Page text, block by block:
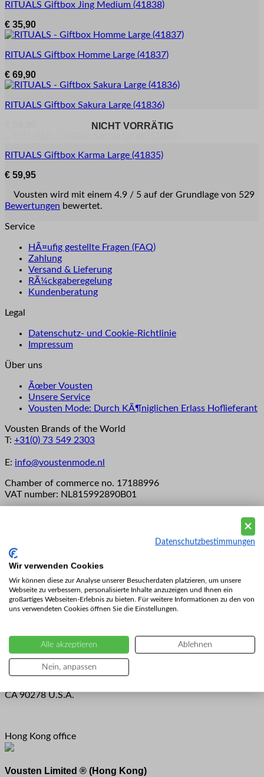
NICHT VORRÄTIG
NICHT VORRÄTIG
RITUALS Giftbox Jing Medium (41838)
€ 35,90
RITUALS Giftbox Homme Large (41837)
€ 69,90
RITUALS Giftbox Sakura Large (41836)
RITUALS Giftbox Karma Large (41835)
€ 59,95
Vousten wird mit einem 4.9 / 5 auf der Grundlage von 529
Bewertungen bewertet.
Service
HÃ¤ufig gestellte Fragen (FAQ)
Zahlung
Versand & Lieferung
RÃ¼ckgaberegelung
Kundenberatung
Legal
Datenschutz- und Cookie-Richtlinie
Impressum
Über uns
Ãœber Vousten
Unsere Service
Vousten Mode: Durch KÃ¶niglichen Erlass Hoflieferant
Vousten Brands of the World
T: +31(0) 73 549 2303
E: info@voustenmode.nl
Chamber of commerce no. 17188996
VAT number: NL815992890B01
Vousten Fashion Nederland
Hoofdstraat 81
The Netherlands
Mehr lesen
Vousten Fashion U.S.A.
2015 Manhattan Beach Blvd Suite 112
CA 90278 U.S.A.
Hong Kong office
Vousten Limited ® (Hong Kong)
Datenschutzbestimmungen
Wir verwenden Cookies
Wir können diese zur Analyse unserer Besucherdaten platzieren, um unsere
Webseite zu verbessern, personalisierte Inhalte anzuzeigen und Ihnen ein
großartiges Webseiten-Erlebnis zu bieten. Für weitere Informationen zu den von
uns verwendeten Cookies öffnen Sie die Einstellungen.
Alle akzeptieren Ablehnen
Nein, anpassen